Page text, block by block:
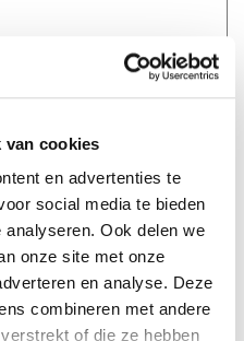
van cookies
en advertenties te
social media te bieden
Ook delen we
onze site met onze
en analyse. Deze
combineren met andere
of die ze hebben
*. Het e-mailadres wordt niet
gehouden wil worden.